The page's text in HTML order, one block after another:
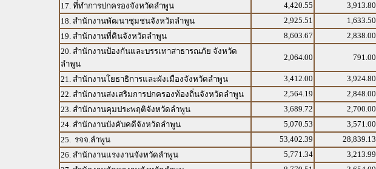
17. ที่ทำการปกครองจังหวัดลำพูน
4,420.55 3,913.80
18. สำนักงานพัฒนาชุมชนจังหวัดลำพูน
2,925.51 1,633.50
19. สำนักงานที่ดินจังหวัดลำพูน
8,603.67 2,838.00
20. สำนักงานป้องกันและบรรเทาสาธารณภัย จังหวัด
ลำพูน
2,064.00 791.00
21. สำนักงานโยธาธิการและผังเมืองจังหวัดลำพูน 3,412.00 3,924.80
22. สำนักงานส่งเสริมการปกครองท้องถิ่นจังหวัดลำพูน
2,564.19 2,848.00
23. สำนักงานคุมประพฤติจังหวัดลำพูน
3,689.72 2,700.00
24. สำนักงานบังคับคดีจังหวัดลำพูน
5,070.53 3,571.00
25. รจจ.ลำพูน
53,402.39 28,839.13
26. สำนักงานแรงงานจังหวัดลำพูน
5,771.34 3,213.99